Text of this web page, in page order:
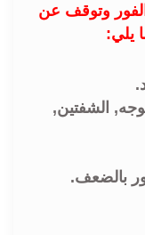
الفور وتوقف عن
يلي:
الشفتين,
بالضعف.